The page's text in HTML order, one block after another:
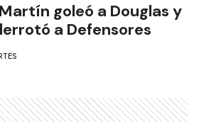
goleó a Douglas y
a Defensores